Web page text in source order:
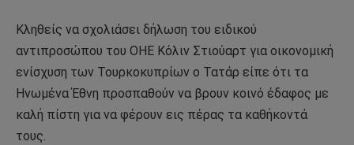
Κληθείς να σχολιάσει δήλωση του ειδικού
αντιπροσώπου του ΟΗΕ Κόλιν Στιούαρτ για οικονομική
ενίσχυση των Τουρκοκυπρίων ο Τατάρ είπε ότι τα
Ηνωμένα Έθνη προσπαθούν να βρουν κοινό έδαφος με
καλή πίστη για να φέρουν εις πέρας τα καθήκοντά
τους.